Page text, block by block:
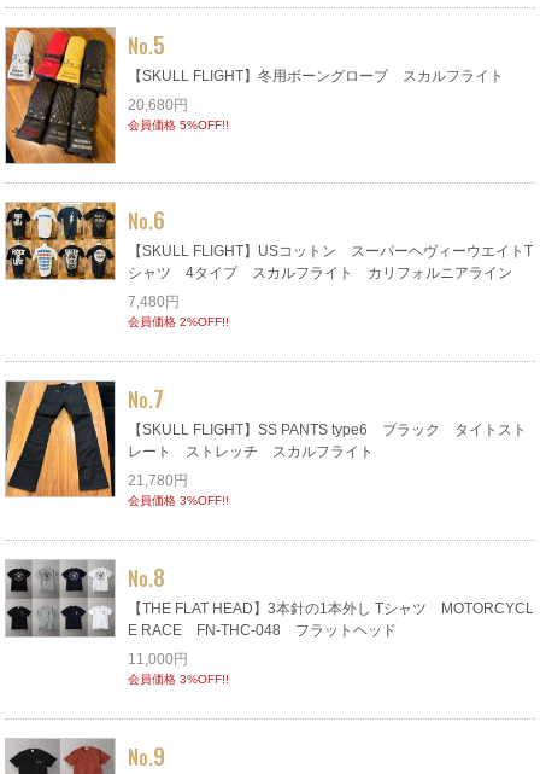
No.5
【SKULL FLIGHT】冬用ボーングローブ スカルフライト
20,680円
会員価格 5%OFF!!
No.6
【SKULL FLIGHT】USコットン スーパーヘヴィーウエイトT
シャツ 4タイプ スカルフライト カリフォルニアライン
7,480円
会員価格 2%OFF!!
No.7
【SKULL FLIGHT】SS PANTS type6 ブラック タイトスト
レート ストレッチ スカルフライト
21,780円
会員価格 3%OFF!!
No.8
【THE FLAT HEAD】3本針の1本外し Tシャツ MOTORCYCL
E RACE FN-THC-048 フラットヘッド
11,000円
会員価格 3%OFF!!
No.9